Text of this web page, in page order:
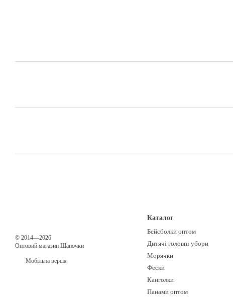
© 2014—2026
Оптовий магазин Шапочки
Мобільна версія
Каталог
Бейсболки оптом
Дитячі головні убори
Морячки
Фески
Канголки
Панами оптом